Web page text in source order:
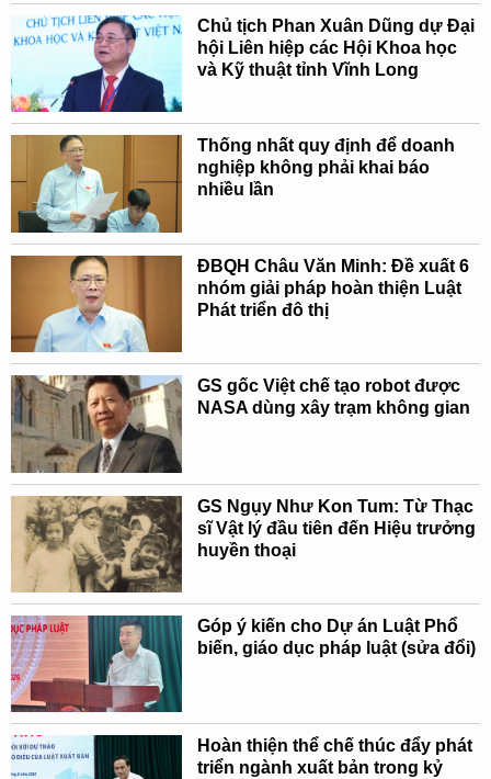
Chủ tịch Phan Xuân Dũng dự Đại
hội Liên hiệp các Hội Khoa học
và Kỹ thuật tỉnh Vĩnh Long
Thống nhất quy định để doanh
nghiệp không phải khai báo
nhiều lần
ĐBQH Châu Văn Minh: Đề xuất 6
nhóm giải pháp hoàn thiện Luật
Phát triển đô thị
GS gốc Việt chế tạo robot được
NASA dùng xây trạm không gian
GS Ngụy Như Kon Tum: Từ Thạc
sĩ Vật lý đầu tiên đến Hiệu trưởng
huyền thoại
Góp ý kiến cho Dự án Luật Phổ
biến, giáo dục pháp luật (sửa đổi)
Hoàn thiện thể chế thúc đẩy phát
triển ngành xuất bản trong kỷ